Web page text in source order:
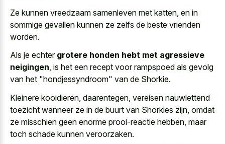
Ze kunnen vreedzaam samenleven met katten, en in
sommige gevallen kunnen ze zelfs de beste vrienden
worden.
Als je echter grotere honden hebt met agressieve
neigingen, is het een recept voor rampspoed als gevolg
van het "hondjessyndroom" van de Shorkie.
Kleinere kooidieren, daarentegen, vereisen nauwlettend
toezicht wanneer ze in de buurt van Shorkies zijn, omdat
ze misschien geen enorme prooi-reactie hebben, maar
toch schade kunnen veroorzaken.